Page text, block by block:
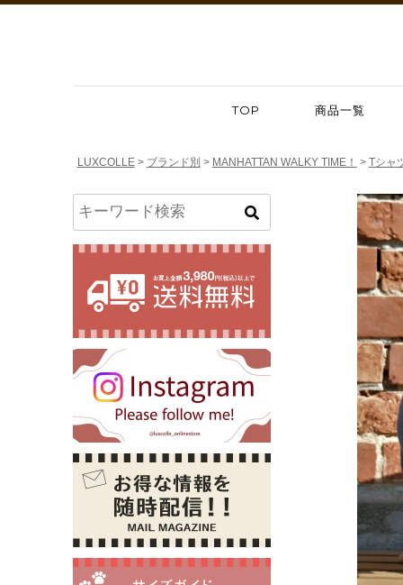
TOP 商品一覧
LUXCOLLE ブランド別 MANHATTAN WALKY TIME！ Tシャ